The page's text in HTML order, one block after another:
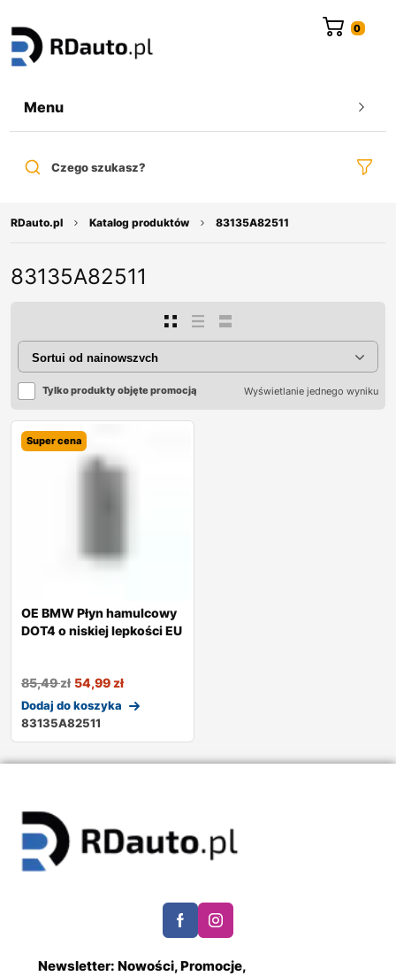
Menu
Czego szukasz?
RDauto.pl Katalog produktów 83135A82511
83135A82511
Tylko produkty objęte promocją Wyświetlanie jednego wyniku
Super cena
OE BMW Płyn hamulcowy
DOT4 o niskiej lepkości EU
85,49zł 54,99zł
Dodaj do koszyka
83135A82511
Newsletter: Nowości, Promocje,